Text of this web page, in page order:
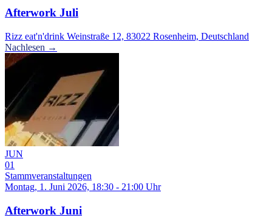
Afterwork Juli
Rizz eat'n'drink Weinstraße 12, 83022 Rosenheim, Deutschland
Nachlesen →
JUN
01
Stammveranstaltungen
Montag, 1. Juni 2026, 18:30 - 21:00 Uhr
Afterwork Juni